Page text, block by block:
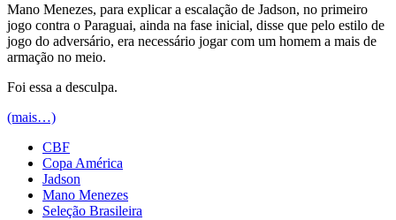
Mano Menezes, para explicar a escalação de Jadson, no primeiro
jogo contra o Paraguai, ainda na fase inicial, disse que pelo estilo de
jogo do adversário, era necessário jogar com um homem a mais de
armação no meio.
Foi essa a desculpa.
(mais…)
CBF
Copa América
Jadson
Mano Menezes
Seleção Brasileira